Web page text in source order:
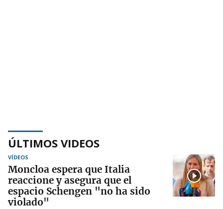
ÚLTIMOS VIDEOS
VÍDEOS
Moncloa espera que Italia
reaccione y asegura que el
espacio Schengen "no ha sido
violado"